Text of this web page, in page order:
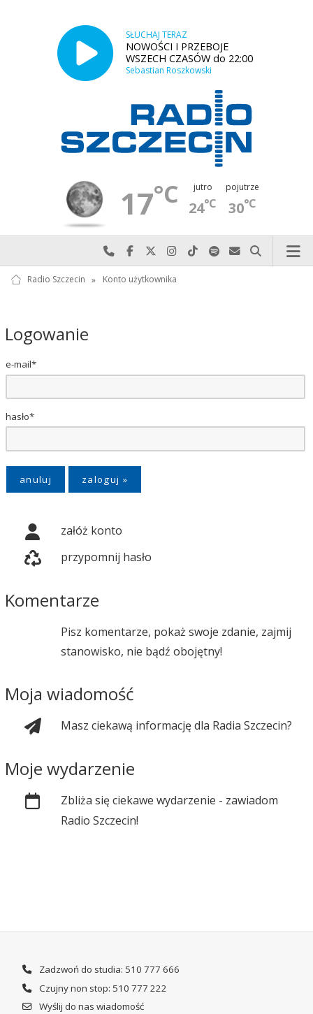
SŁUCHAJ TERAZ
NOWOŚCI I PRZEBOJE
WSZECH CZASÓW do 22:00
Sebastian Roszkowski
17°C jutro
24°C
pojutrze
30°C
Najlepiej po prostu do nas zadzwoń
Odwiedź nas na Facebook-u
Odwiedź nas na X
Odwiedź nas na Instagram-ie
Odwiedź nas na TikTok-u
Szukaj nas na Spotify
Wyślij do nas
Szukaj
Radio Szczecin » Konto użytkownika
Logowanie
e-mail*
hasło*
anuluj
załóż konto
przypomnij hasło
Komentarze
Pisz komentarze, pokaż swoje zdanie, zajmij
stanowisko, nie bądź obojętny!
Moja wiadomość
Masz ciekawą informację dla Radia Szczecin?
Moje wydarzenie
Zbliża się ciekawe wydarzenie - zawiadom
Radio Szczecin!
Zadzwoń do studia: 510 777 666
Czujny non stop: 510 777 222
Wyślij do nas wiadomość